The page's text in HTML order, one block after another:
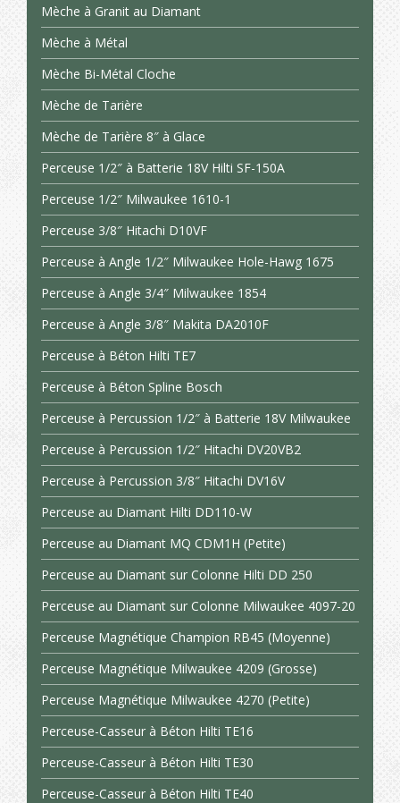
Mèche à Granit au Diamant
Mèche à Métal
Mèche Bi-Métal Cloche
Mèche de Tarière
Mèche de Tarière 8″ à Glace
Perceuse 1/2″ à Batterie 18V Hilti SF-150A
Perceuse 1/2″ Milwaukee 1610-1
Perceuse 3/8″ Hitachi D10VF
Perceuse à Angle 1/2″ Milwaukee Hole-Hawg 1675
Perceuse à Angle 3/4″ Milwaukee 1854
Perceuse à Angle 3/8″ Makita DA2010F
Perceuse à Béton Hilti TE7
Perceuse à Béton Spline Bosch
Perceuse à Percussion 1/2″ à Batterie 18V Milwaukee
Perceuse à Percussion 1/2″ Hitachi DV20VB2
Perceuse à Percussion 3/8″ Hitachi DV16V
Perceuse au Diamant Hilti DD110-W
Perceuse au Diamant MQ CDM1H (Petite)
Perceuse au Diamant sur Colonne Hilti DD 250
Perceuse au Diamant sur Colonne Milwaukee 4097-20
Perceuse Magnétique Champion RB45 (Moyenne)
Perceuse Magnétique Milwaukee 4209 (Grosse)
Perceuse Magnétique Milwaukee 4270 (Petite)
Perceuse-Casseur à Béton Hilti TE16
Perceuse-Casseur à Béton Hilti TE30
Perceuse-Casseur à Béton Hilti TE40